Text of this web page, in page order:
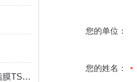
水质颗粒物检测：聚碳酸酯膜TSTP14250的精准应用
您的单位：
您的姓名：